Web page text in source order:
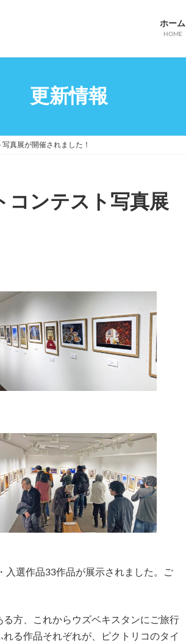
ホーム
HOME
更新情報
真展が開催されました！
コンテスト写真展
入選作品33作品が展示されました。ご
方、これからウズベキスタンにご旅行
る作品それぞれが、ピクトリコのタイ